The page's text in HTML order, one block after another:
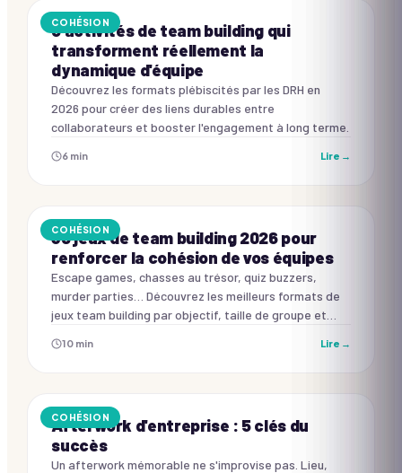
COHÉSION
5 activités de team building qui
transforment réellement la
dynamique d'équipe
Découvrez les formats plébiscités par les DRH en
2026 pour créer des liens durables entre
collaborateurs et booster l'engagement à long terme.
6 min Lire →
COHÉSION
30 jeux de team building 2026 pour
renforcer la cohésion de vos équipes
Escape games, chasses au trésor, quiz buzzers,
murder parties… Découvrez les meilleurs formats de
jeux team building par objectif, taille de groupe et
directement.
10 min Lire →
COHÉSION
Afterwork d'entreprise : 5 clés du
succès
Un afterwork mémorable ne s'improvise pas. Lieu,